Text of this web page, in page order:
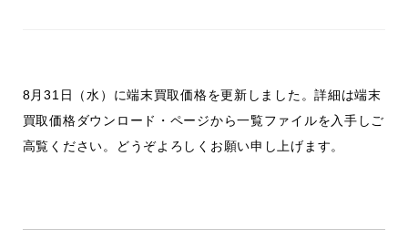
8月31日（水）に端末買取価格を更新しました。詳細は端末
買取価格ダウンロード・ページから一覧ファイルを入手しご
高覧ください。どうぞよろしくお願い申し上げます。